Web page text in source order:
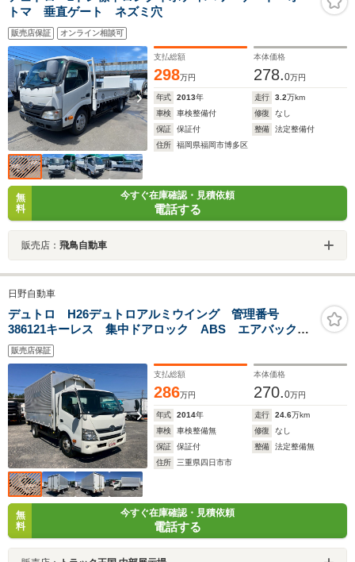
トマ 垂直ゲート ネズミ穴
販売店保証 オンライン相談可
支払総額
298万円
本体価格
278.0万円
年式 2013年 走行 3.2万km
車検
車検整備付 修復
なし
保証
保証付 整備
法定整備付
住所
福岡県福岡市博多区
無
料
今すぐ在庫確認・見積依頼
電話する
販売店： 飛鳥自動車
日野自動車
デュトロ H26デュトロアルミウイング 管理番号
386121キーレス 集中ドアロック ABS エアバック
パワーウィンドウ 電格ミラー ヒーター付ミラー
EZGO(坂道補助) バックモニター ETC ディスチャー
ジヘッドライト エアコン
販売店保証
支払総額
286万円
本体価格
270.0万円
年式 2014年 走行 24.6万km
車検
車検整備無 修復
なし
保証
保証付 整備
法定整備無
住所
三重県四日市市
無
料
今すぐ在庫確認・見積依頼
電話する